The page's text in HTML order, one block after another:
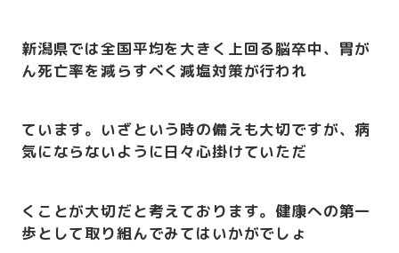
新潟県では全国平均を大きく上回る脳卒中、胃が
ん死亡率を減らすべく減塩対策が行われ
ています。いざという時の備えも大切ですが、病
気にならないように日々心掛けていただ
くことが大切だと考えております。健康への第一
歩として取り組んでみてはいかがでしょ